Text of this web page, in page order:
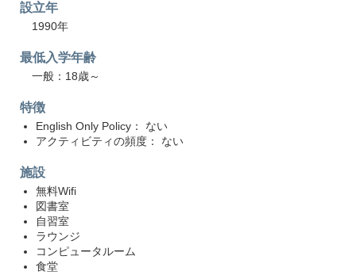
設立年
1990年
最低入学年齢
一般：18歳～
特徴
English Only Policy： ない
アクティビティの頻度： ない
施設
無料Wifi
図書室
自習室
ラウンジ
コンピュータルーム
食堂